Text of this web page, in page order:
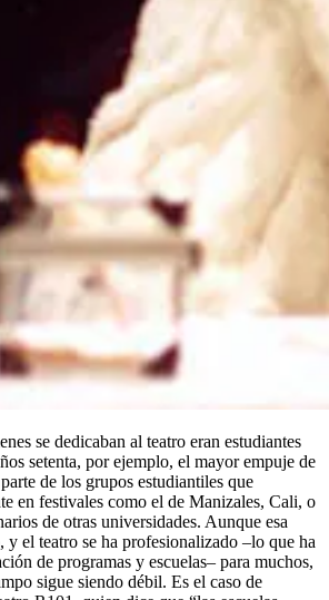
se dedicaban al teatro eran estudiantes
setenta, por ejemplo, el mayor empuje de
de los grupos estudiantiles que
en festivales como el de Manizales, Cali, o
de otras universidades. Aunque esa
y el teatro se ha profesionalizado –lo que ha
de programas y escuelas– para muchos,
sigue siendo débil. Es el caso de